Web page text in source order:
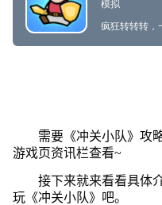
需要《冲关小队》攻
游戏页资讯栏查看~
接下来就来看看具体
玩《冲关小队》吧。